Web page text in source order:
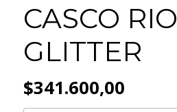
CASCO RIO
GLITTER
$341.600,00